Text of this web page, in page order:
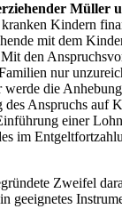
Müller
Kindern
mit dem
den
nur
die
des Anspruchs auf
einer
im
Zweifel
geeignetes